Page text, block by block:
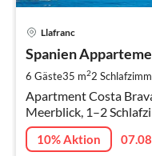
Llafranc
Spanien
6 Gäste35 m22
Apartment Costa
Meerblick, 1–2
10% Aktion